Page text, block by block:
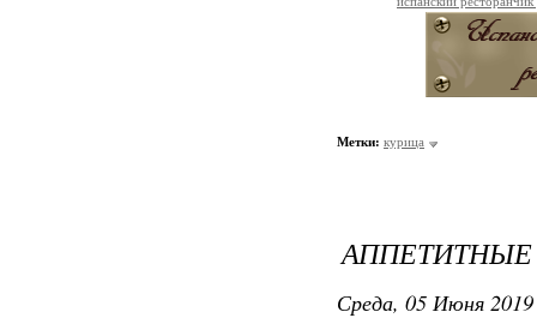
Метки: курица
Среда, 05 Июня